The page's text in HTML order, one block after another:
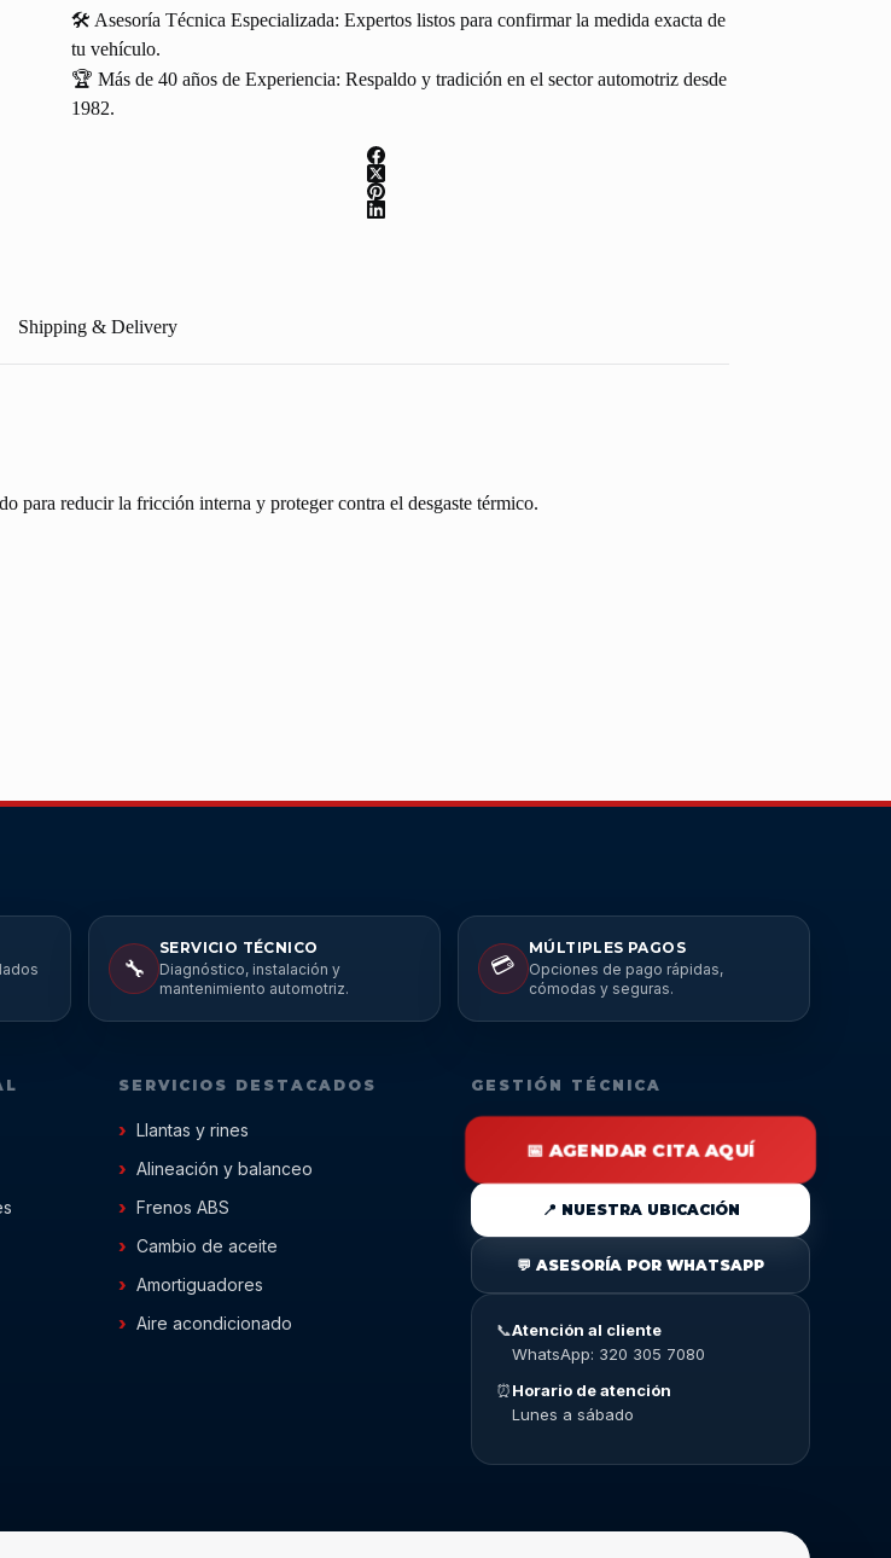
🛠️ Asesoría Técnica Especializada: Expertos listos para confirmar la medida exacta de
tu vehículo.
🏆 Más de 40 años de Experiencia: Respaldo y tradición en el sector automotriz desde
1982.
Shipping & Delivery
para reducir la fricción interna y proteger contra el desgaste térmico.
🔧
SERVICIO TÉCNICO
Diagnóstico, instalación y
mantenimiento automotriz.
💳
MÚLTIPLES PAGOS
Opciones de pago rápidas,
cómodas y seguras.
SERVICIOS DESTACADOS
Llantas y rines
Alineación y balanceo
Frenos ABS
Cambio de aceite
Amortiguadores
Aire acondicionado
GESTIÓN TÉCNICA
📅 AGENDAR CITA AQUÍ
📍 NUESTRA UBICACIÓN
💬 ASESORÍA POR WHATSAPP
📞Atención al cliente
WhatsApp: 320 305 7080
⏰Horario de atención
Lunes a sábado